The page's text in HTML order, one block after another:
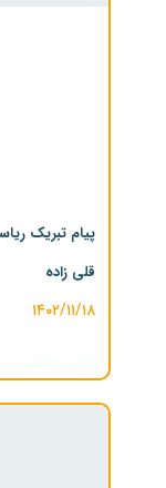
پیام تبریک
قلی زاده
۱۴۰۲/۱۱/۱۸